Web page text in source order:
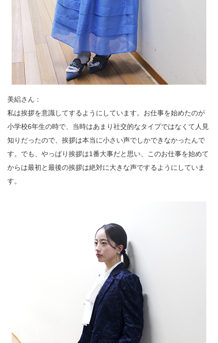
美絽さん：
私は挨拶を意識してするようにしています。お仕事を始めたのが
小学校6年生の時で、当時はあまり社交的なタイプではなくて人見
知りだったので、挨拶は本当に小さい声でしかできなかったんで
す。でも、やっぱり挨拶は1番大事だと思い、このお仕事を始めて
からは最初と最後の挨拶は絶対に大きな声でするようにしていま
す。